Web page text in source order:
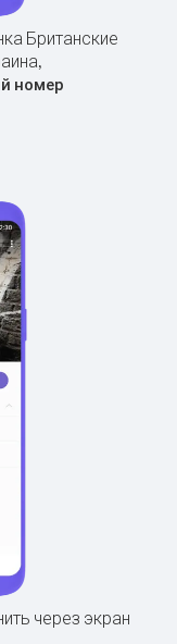
Британские
номер
через экран